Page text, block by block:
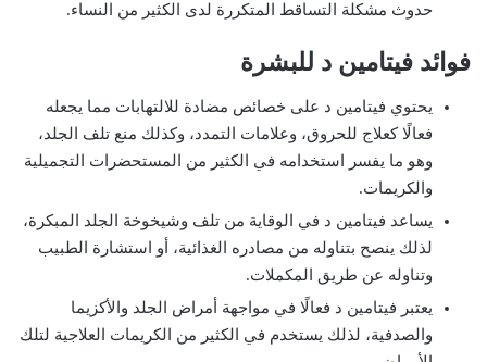
حدوث مشكلة التساقط المتكررة لدى الكثير من النساء.
فوائد فيتامين د للبشرة
يحتوي فيتامين د على خصائص مضادة للالتهابات مما يجعله
فعالًا كعلاج للحروق، وعلامات التمدد، وكذلك منع تلف الجلد،
وهو ما يفسر استخدامه في الكثير من المستحضرات التجميلية
والكريمات.
يساعد فيتامين د في الوقاية من تلف وشيخوخة الجلد المبكرة،
لذلك ينصح بتناوله من مصادره الغذائية، أو استشارة الطبيب
وتناوله عن طريق المكملات.
يعتبر فيتامين د فعالًا في مواجهة أمراض الجلد والأكزيما
والصدفية، لذلك يستخدم في الكثير من الكريمات العلاجية لتلك